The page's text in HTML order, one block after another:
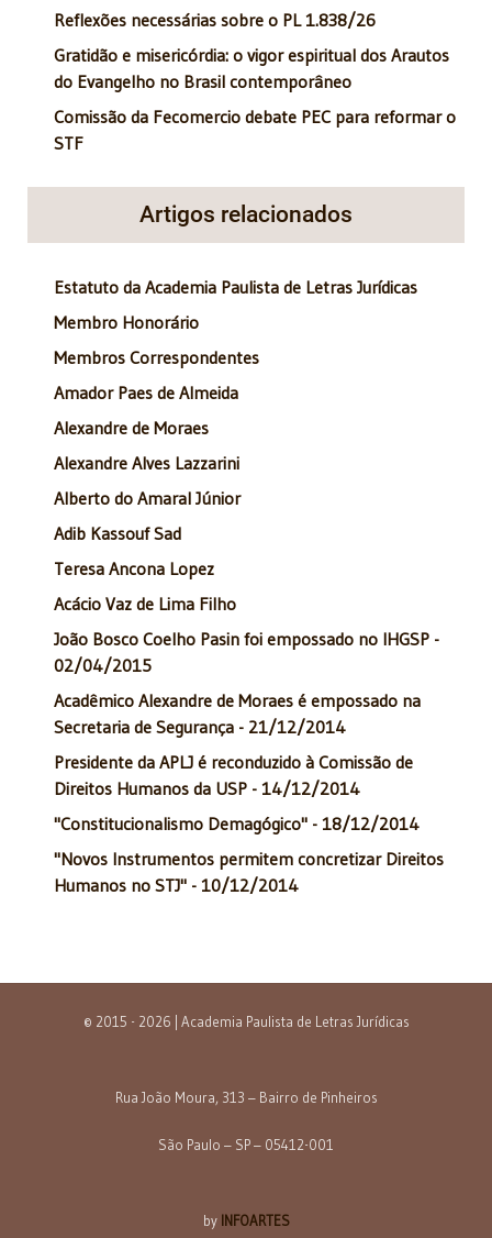
Reflexões necessárias sobre o PL 1.838/26
Gratidão e misericórdia: o vigor espiritual dos Arautos
do Evangelho no Brasil contemporâneo
Comissão da Fecomercio debate PEC para reformar o
STF
Artigos relacionados
Estatuto da Academia Paulista de Letras Jurídicas
Membro Honorário
Membros Correspondentes
Amador Paes de Almeida
Alexandre de Moraes
Alexandre Alves Lazzarini
Alberto do Amaral Júnior
Adib Kassouf Sad
Teresa Ancona Lopez
Acácio Vaz de Lima Filho
João Bosco Coelho Pasin foi empossado no IHGSP -
02/04/2015
Acadêmico Alexandre de Moraes é empossado na
Secretaria de Segurança - 21/12/2014
Presidente da APLJ é reconduzido à Comissão de
Direitos Humanos da USP - 14/12/2014
"Constitucionalismo Demagógico" - 18/12/2014
"Novos Instrumentos permitem concretizar Direitos
Humanos no STJ" - 10/12/2014
© 2015 - 2026 | Academia Paulista de Letras Jurídicas
Rua João Moura, 313 – Bairro de Pinheiros
São Paulo – SP – 05412-001
by INFOARTES